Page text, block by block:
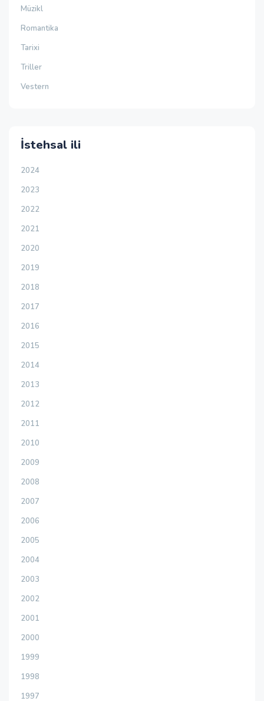
Müzikl
Romantika
Tarixi
Triller
Vestern
İstehsal ili
2024
2023
2022
2021
2020
2019
2018
2017
2016
2015
2014
2013
2012
2011
2010
2009
2008
2007
2006
2005
2004
2003
2002
2001
2000
1999
1998
1997